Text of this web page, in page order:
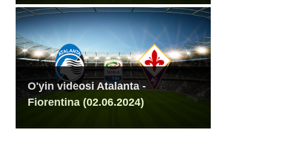
O'yin videosi Atalanta -
Fiorentina (02.06.2024)